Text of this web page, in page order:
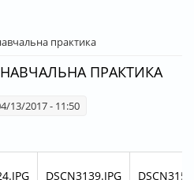
практика
ПРАКТИКА
13/2017 - 11:50
DSCN3139.JPG